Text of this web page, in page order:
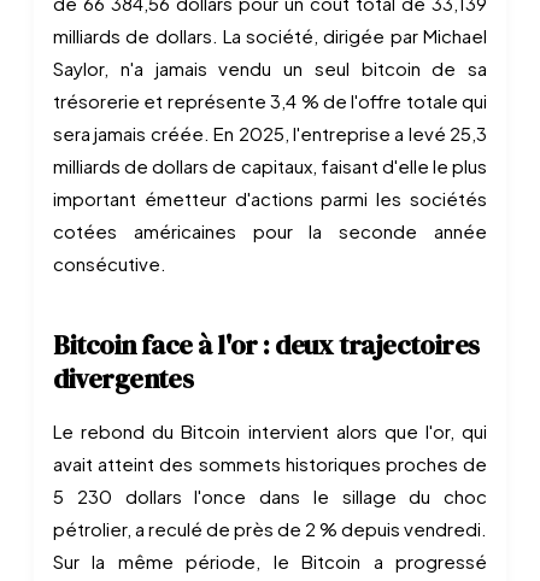
milliards de dollars. La société, dirigée par Michael
Saylor, n'a jamais vendu un seul bitcoin de sa
trésorerie et représente 3,4 % de l'offre totale qui
sera jamais créée. En 2025, l'entreprise a levé 25,3
milliards de dollars de capitaux, faisant d'elle le plus
important émetteur d'actions parmi les sociétés
cotées américaines pour la seconde année
consécutive.
Bitcoin face à l'or : deux trajectoires
divergentes
Le rebond du Bitcoin intervient alors que l'or, qui
avait atteint des sommets historiques proches de
5 230 dollars l'once dans le sillage du choc
pétrolier, a reculé de près de 2 % depuis vendredi.
Sur la même période, le Bitcoin a progressé